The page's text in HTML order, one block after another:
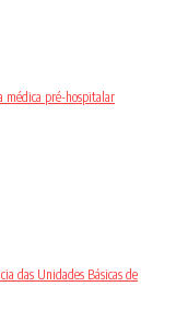
médica pré-hospitalar
das Unidades Básicas de